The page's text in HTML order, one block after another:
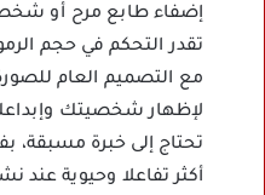
إضفاء طابع مرح أو
تقدر التحكم في حجم
مع التصميم العام
لإظهار شخصيتك
تحتاج إلى خبرة
أكثر تفاعلا وحيوية عند